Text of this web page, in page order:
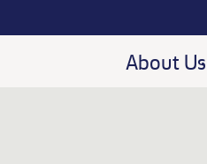
About Us